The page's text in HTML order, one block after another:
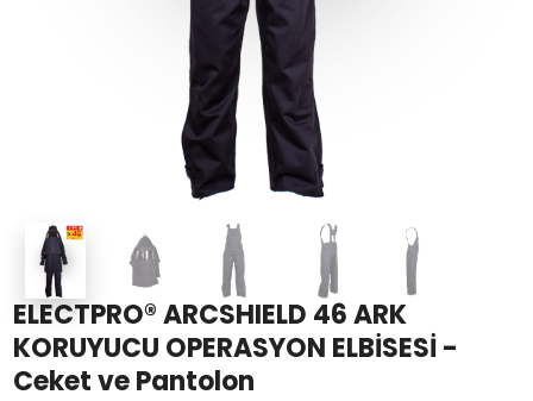
ELECTPRO® ARCSHIELD 46 ARK
KORUYUCU OPERASYON ELBİSESİ -
Ceket ve Pantolon